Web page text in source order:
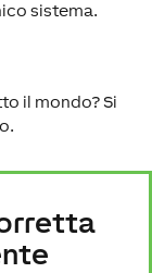
sistema.
il mondo? Si